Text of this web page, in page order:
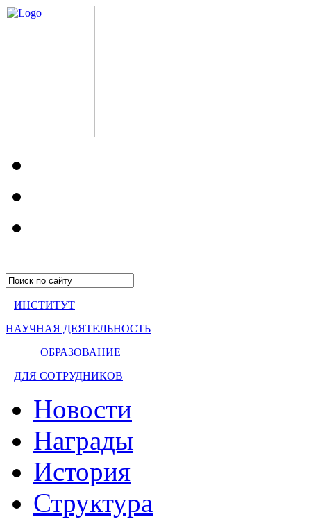
ИНСТИТУТ
НАУЧНАЯ ДЕЯТЕЛЬНОСТЬ
ОБРАЗОВАНИЕ
ДЛЯ СОТРУДНИКОВ
Новости
Награды
История
Структура